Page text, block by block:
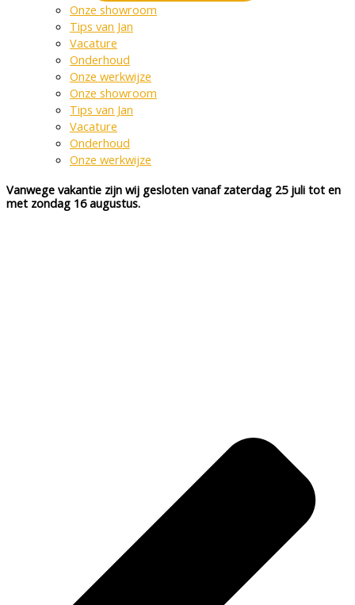
Onze showroom
Tips van Jan
Vacature
Onderhoud
Onze werkwijze
Onze showroom
Tips van Jan
Vacature
Onderhoud
Onze werkwijze
Vanwege vakantie zijn wij gesloten vanaf zaterdag 25 juli tot en
met zondag 16 augustus.